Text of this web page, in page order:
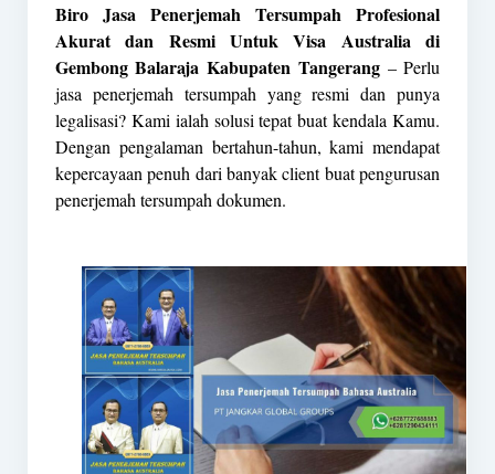
Biro Jasa Penerjemah Tersumpah Profesional
Akurat dan Resmi Untuk Visa Australia di
Gembong Balaraja Kabupaten Tangerang– Perlu
jasa penerjemah tersumpah yang resmi dan punya
legalisasi? Kami ialah solusi tepat buat kendala Kamu.
Dengan pengalaman bertahun-tahun, kami mendapat
kepercayaan penuh dari banyak client buat pengurusan
penerjemah tersumpah dokumen.